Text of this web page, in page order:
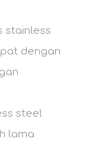
stainless
dengan
steel
lama